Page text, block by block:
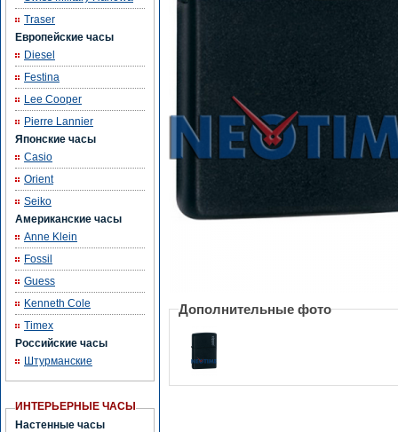
Traser
Европейские часы
Diesel
Festina
Lee Cooper
Pierre Lannier
Японские часы
Casio
Orient
Seiko
Американские часы
Anne Klein
Fossil
Guess
Kenneth Cole
Timex
Российские часы
Штурманские
ИНТЕРЬЕРНЫЕ ЧАСЫ
Настенные часы
Дополнительные фото